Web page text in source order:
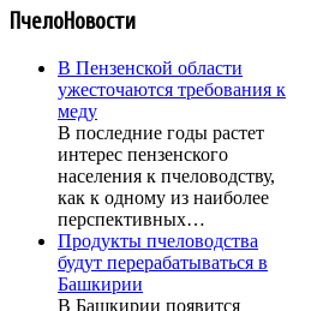
ПчелоНовости
В Пензенской области
ужесточаются требования к
меду
В последние годы растет
интерес пензенского
населения к пчеловодству,
как к одному из наиболее
перспективных…
Продукты пчеловодства
будут перерабатываться в
Башкирии
В Башкирии появится